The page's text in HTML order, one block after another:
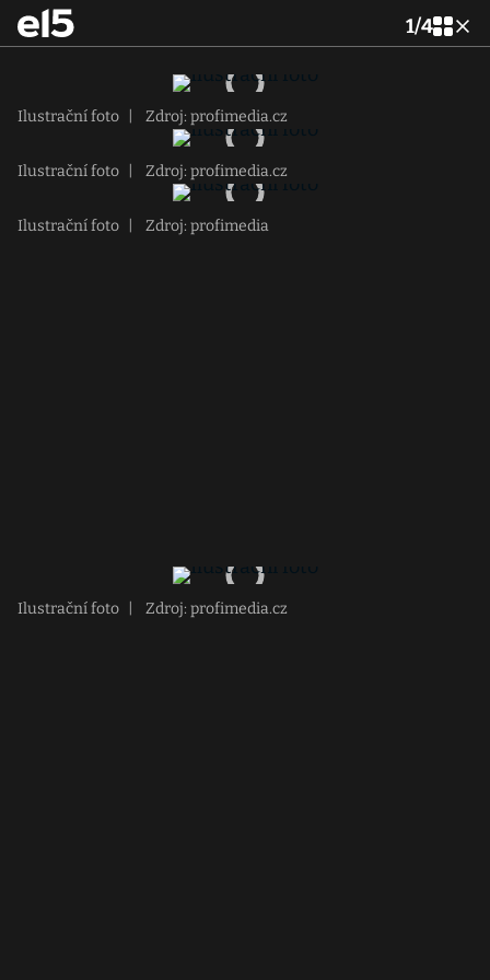
1/4
Ilustrační foto Zdroj: profimedia.cz
Ilustrační foto Zdroj: profimedia.cz
Ilustrační foto Zdroj: profimedia
Ilustrační foto Zdroj: profimedia.cz